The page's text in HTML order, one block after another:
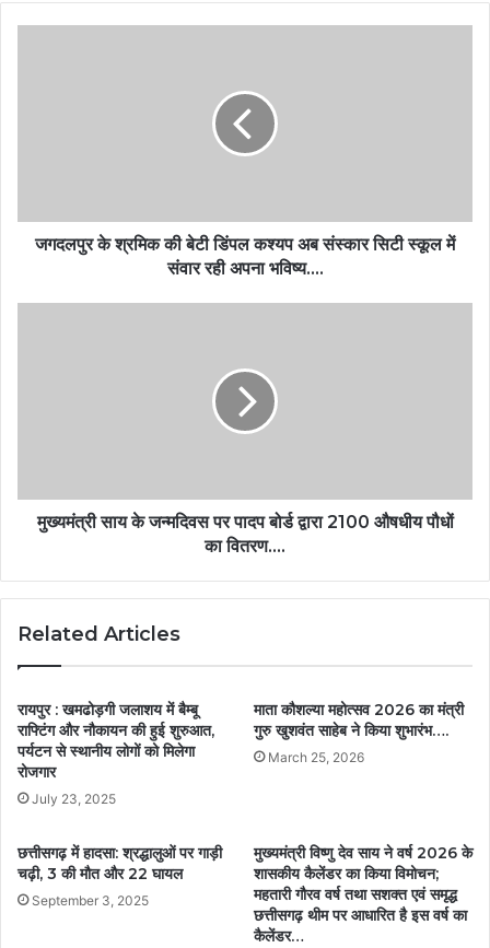
जगदलपुर के श्रमिक की बेटी डिंपल कश्यप अब संस्कार सिटी स्कूल में
संवार रही अपना भविष्य….
मुख्यमंत्री साय के जन्मदिवस पर पादप बोर्ड द्वारा 2100 औषधीय पौधों
का वितरण….
Related Articles
रायपुर : खमढोड़गी जलाशय में बैम्बू
राफ्टिंग और नौकायन की हुई शुरुआत,
पर्यटन से स्थानीय लोगों को मिलेगा
रोजगार
July 23, 2025
माता कौशल्या महोत्सव 2026 का मंत्री
गुरु खुशवंत साहेब ने किया शुभारंभ….
March 25, 2026
छत्तीसगढ़ में हादसा: श्रद्धालुओं पर गाड़ी
चढ़ी, 3 की मौत और 22 घायल
September 3, 2025
मुख्यमंत्री विष्णु देव साय ने वर्ष 2026 के
शासकीय कैलेंडर का किया विमोचन;
महतारी गौरव वर्ष तथा सशक्त एवं समृद्ध
छत्तीसगढ़ थीम पर आधारित है इस वर्ष का
कैलेंडर…